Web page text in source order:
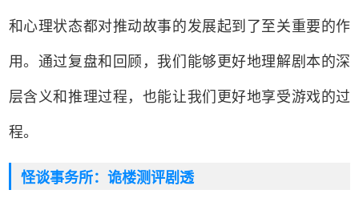
和心理状态都对推动故事的发展起到了至关重要的作
用。通过复盘和回顾，我们能够更好地理解剧本的深
层含义和推理过程，也能让我们更好地享受游戏的过
程。
怪谈事务所：诡楼测评剧透